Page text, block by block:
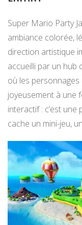
Super Mario Party
ambiance colorée,
direction artistique
accueilli par un hub
où les personnages
joyeusement à une
interactif : c’est
cache un mini-jeu,